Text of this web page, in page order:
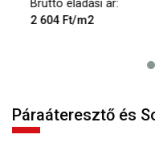
Bruttó eladási ár:
2 604 Ft/m2
Páraáteresztő és